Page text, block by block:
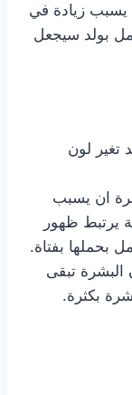
يسبب زيادة في
بولد سيجعل
تغير لون
ان يسبب
يرتبط ظهور
بحملها بفتاة.
البشرة تبقى
بكثرة.